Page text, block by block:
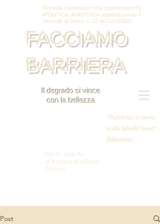
TESTATA GIORNALISTICA INDIPENDENTE,
APOLITICA, APARTITICA registrata presso il
Tribunale di Torino, n. 27 del 12/12/2025
FACCIAMO
BARRIERA
Il degrado si vince
con la bellezza
"Pulchrior in terris
nulla tabella foret"
(Marziale)
Per la rinascita
di Barriera di Milano
(Torino)
Post